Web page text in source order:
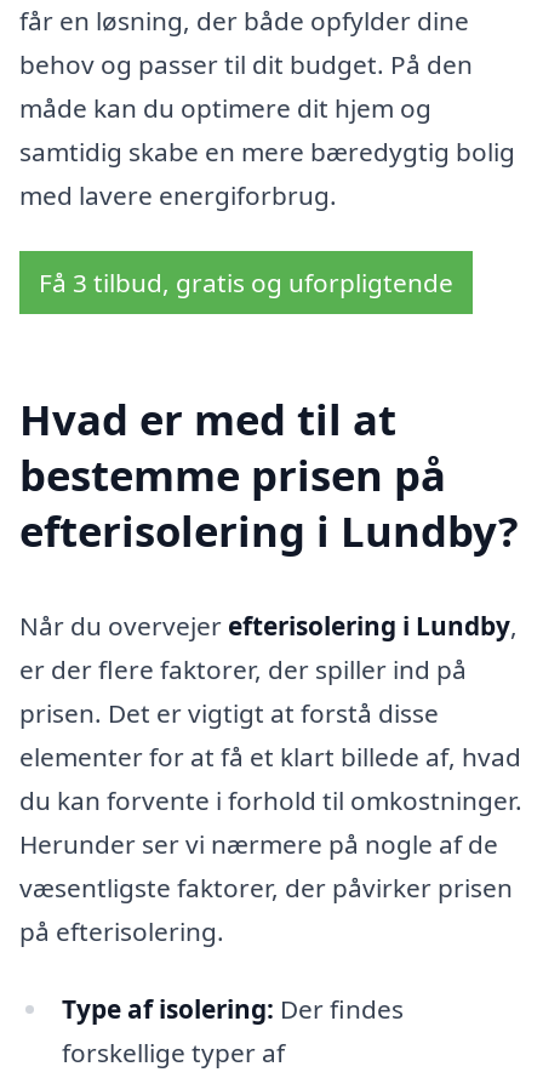
får en løsning, der både opfylder dine
behov og passer til dit budget. På den
måde kan du optimere dit hjem og
samtidig skabe en mere bæredygtig bolig
med lavere energiforbrug.
Få 3 tilbud, gratis og uforpligtende
Hvad er med til at
bestemme prisen på
efterisolering i Lundby?
Når du overvejer efterisolering i Lundby,
er der flere faktorer, der spiller ind på
prisen. Det er vigtigt at forstå disse
elementer for at få et klart billede af, hvad
du kan forvente i forhold til omkostninger.
Herunder ser vi nærmere på nogle af de
væsentligste faktorer, der påvirker prisen
på efterisolering.
Type af isolering: Der findes
forskellige typer af